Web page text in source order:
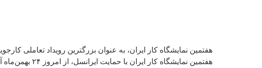
هفتمین نمایشگاه کار ایران، به عنوان بزرگترین رویداد تعاملی